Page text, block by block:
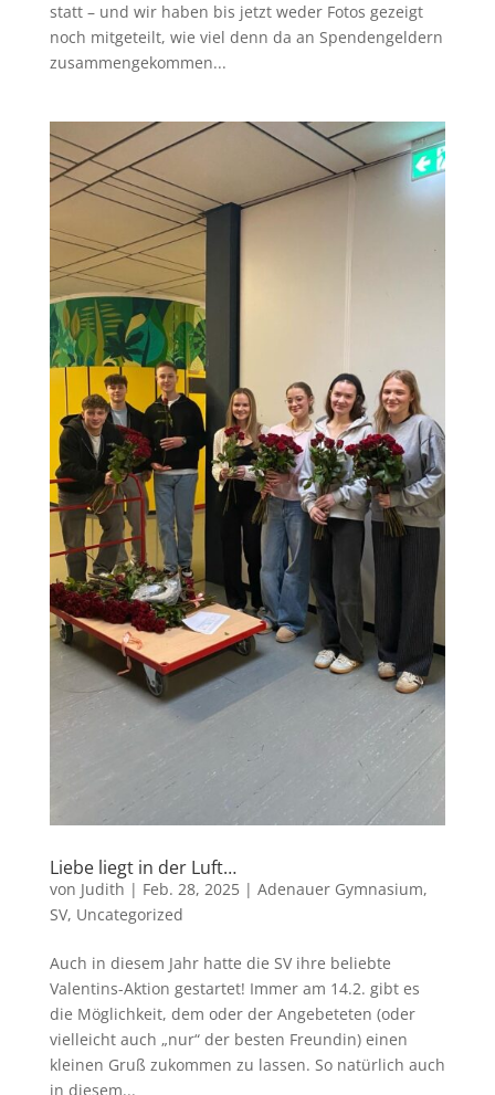
statt – und wir haben bis jetzt weder Fotos gezeigt
noch mitgeteilt, wie viel denn da an Spendengeldern
zusammengekommen...
Liebe liegt in der Luft…
von Judith | Feb. 28, 2025| Adenauer Gymnasium,
SV, Uncategorized
Auch in diesem Jahr hatte die SV ihre beliebte
Valentins-Aktion gestartet! Immer am 14.2. gibt es
die Möglichkeit, dem oder der Angebeteten (oder
vielleicht auch „nur“ der besten Freundin) einen
kleinen Gruß zukommen zu lassen. So natürlich auch
in diesem...